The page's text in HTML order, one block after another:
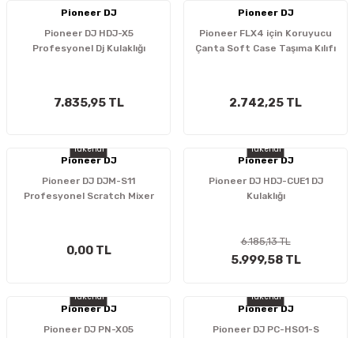
Pioneer DJ
Pioneer DJ HDJ-X5
Profesyonel Dj Kulaklığı
7.835,95 TL
Pioneer DJ
Pioneer FLX4 için Koruyucu
Çanta Soft Case Taşıma Kılıfı
2.742,25 TL
Tükendi
Pioneer DJ
Pioneer DJ DJM-S11
Profesyonel Scratch Mixer
0,00 TL
Tükendi
Pioneer DJ
Pioneer DJ HDJ-CUE1 DJ
Kulaklığı
6.185,13 TL
5.999,58 TL
Tükendi
Pioneer DJ
Pioneer DJ PN-X05
Tükendi
Pioneer DJ
Pioneer DJ PC-HS01-S